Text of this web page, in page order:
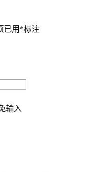
已用 *标注
输入